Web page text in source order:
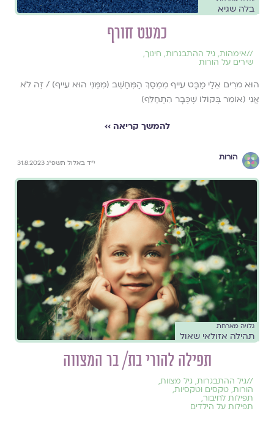
בלה שגיא
כמעט חורף
//אימהות, גיל ההתבגרות, חינוך,
שירים על הורות
הוּא מרִים אֵלַי מַבָּט עייף מִמְסַךְ הַמְּחַשֵּׁב (מִמֶּנִּי הוּא עייף) / זֶה לֹא
אֲנִי (אוֹמֵר בְּקוֹלוֹ שֶׁכְּבָר הִתְחַלֵּף)
להמשך קריאה ››
הורות
י״ד באלול תשפ״ג 31.8.2023
גלויה מארחת
תהילה אזולאי שאול
תפילה להורי בת/ בר המצווה
//גיל ההתבגרות, גיל מצוות,
הורות, טקסים וטקסיות,
תפילות לחיבור,
תפילות על הילדים